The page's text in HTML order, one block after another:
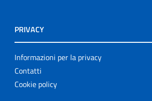
PRIVACY
Informazioni per la privacy
Contatti
Cookie policy